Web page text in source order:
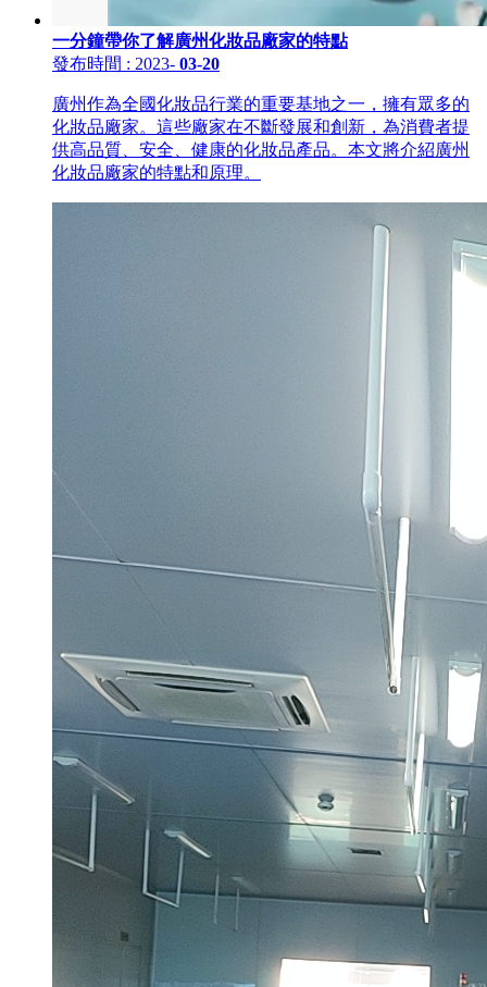
一分鐘帶你了解廣州化妝品廠家的特點
發布時間 : 2023- 03-20
廣州作為全國化妝品行業的重要基地之一，擁有眾多的
化妝品廠家。這些廠家在不斷發展和創新，為消費者提
供高品質、安全、健康的化妝品產品。本文將介紹廣州
化妝品廠家的特點和原理。